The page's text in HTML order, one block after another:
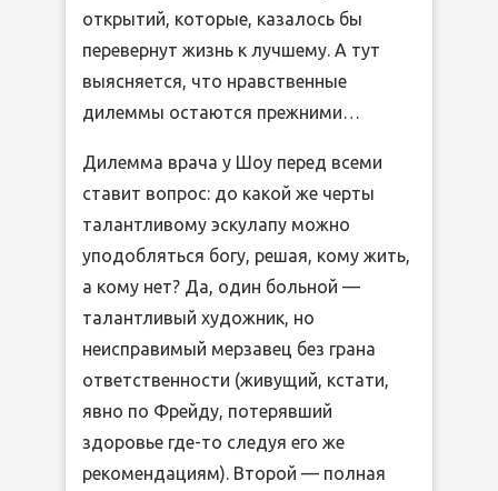
открытий, которые, казалось бы
перевернут жизнь к лучшему. А тут
выясняется, что нравственные
дилеммы остаются прежними…
Дилемма врача у Шоу перед всеми
ставит вопрос: до какой же черты
талантливому эскулапу можно
уподобляться богу, решая, кому жить,
а кому нет? Да, один больной —
талантливый художник, но
неисправимый мерзавец без грана
ответственности (живущий, кстати,
явно по Фрейду, потерявший
здоровье где-то следуя его же
рекомендациям). Второй — полная